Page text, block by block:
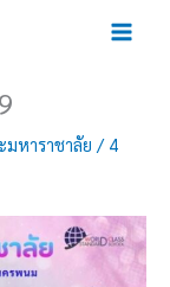
มหาราชาลัย / 4